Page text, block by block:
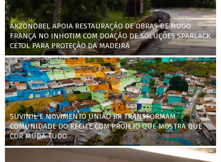
AKZONOBEL APOIA RESTAURAÇÃO DE OBRAS DE HUGO
FRANÇA NO INHOTIM COM DOAÇÃO DE SOLUÇÕES SPARLACK
CETOL PARA PROTEÇÃO DA MADEIRA
SUVINIL E MOVIMENTO UNIÃO BR TRANSFORMAM
COMUNIDADE DO RECIFE COM PROJETO QUE MOSTRA QUE
COR MUDA TUDO